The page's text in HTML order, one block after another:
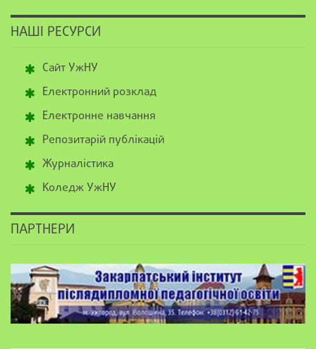
НАШІ РЕСУРСИ
Сайт УжНУ
Електронний розклад
Електронне навчання
Репозитарій публікацій
Журналістика
Коледж УжНУ
ПАРТНЕРИ